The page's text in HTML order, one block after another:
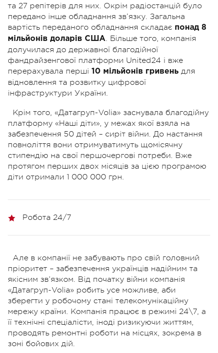
та 27 репітерів для них. Окрім радіостанцій було
передано інше обладнання зв’язку. Загальна
вартість переданого обладнання складає понад 8
мільйонів доларів США. Більше того, компанія
долучилася до державної благодійної
фандрайзенгової платформи United24 і вже
перерахувала перші 10 мільйонів гривень для
відновлення та розвитку цифрової
інфраструктури України.
Крім того, «Датагруп-Volia» заснувала благодійну
платформу «Наші діти», у межах якої взяла на
забезпечення 50 дітей – сиріт війни. До настання
повноліття вони отримуватимуть щомісячну
стипендію на свої першочергові потреби. Вже
протягом перших двох місяців за цією програмою
діти отримали 1 000 000 грн.
Робота 24/7
Але в компанії не забувають про свій головний
пріоритет – забезпечення українців надійним та
якісним зв’язком. Від початку війни компанія
«Датагруп-Volia» робить усе можливе, аби
зберегти у робочому стані телекомунікаційну
мережу країни. Компанія працює в режимі 24\7, а
її технічні спеціалісти, іноді ризикуючи життям,
проводять ремонтні роботи на місцях, зокрема в
зоні бойових дій.